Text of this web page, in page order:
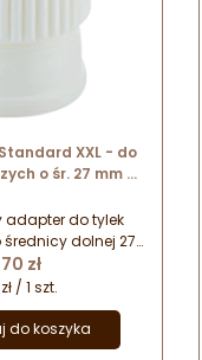
XXL - do
o śr. 27 mm -
do tylek
dolnej 27
do
XXL. Pozwala
końcówek
w workach
zł
/ 1 szt.
do koszyka